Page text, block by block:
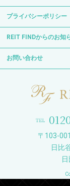
プライバシーポリシー
REIT FINDからのお知
お問い合わせ
〒103-
日比